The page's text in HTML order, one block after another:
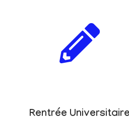
Rentrée Universitaire